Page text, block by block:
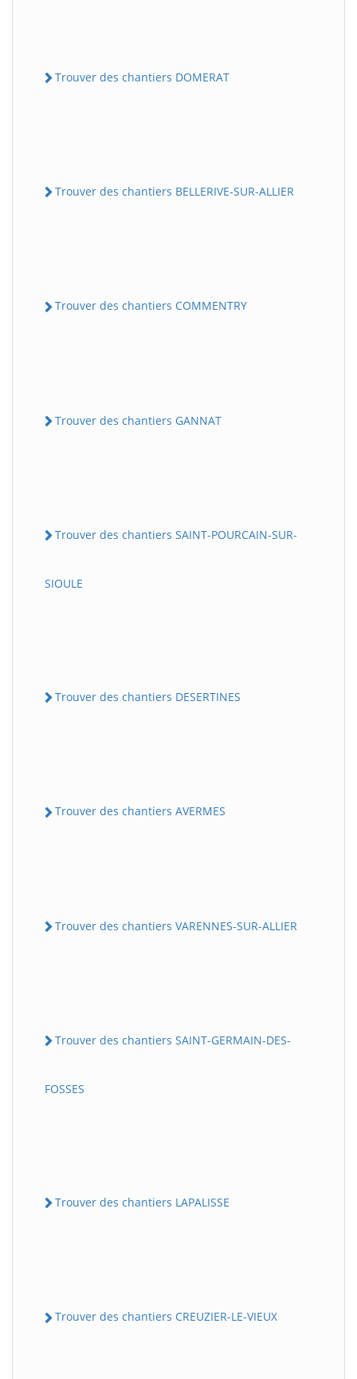
Trouver des chantiers DOMERAT
Trouver des chantiers BELLERIVE-SUR-ALLIER
Trouver des chantiers COMMENTRY
Trouver des chantiers GANNAT
Trouver des chantiers SAINT-POURCAIN-SUR-
SIOULE
Trouver des chantiers DESERTINES
Trouver des chantiers AVERMES
Trouver des chantiers VARENNES-SUR-ALLIER
Trouver des chantiers SAINT-GERMAIN-DES-
FOSSES
Trouver des chantiers LAPALISSE
Trouver des chantiers CREUZIER-LE-VIEUX